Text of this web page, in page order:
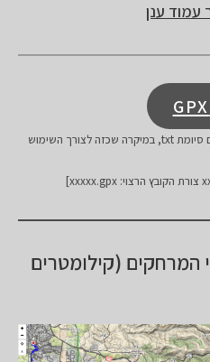
ענן
ישנם דפדפנים בהם הקובץ שיורד יורד עם סיומת txt, במיקרה שכזה לצורך השימוש
המרחקים (קילומטרים